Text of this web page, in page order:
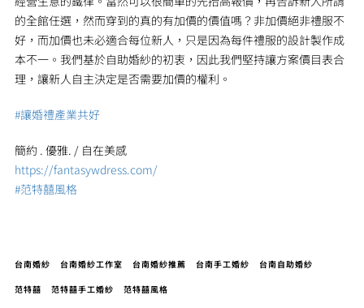
的全館任選，然而穿到的真的有加價的價值嗎？非加價絕非禮服不
好，而加價也未必適合每位新人，只是因為每件禮服的設計製作成
本不一。我們基於自助婚紗的初衷，因此我們堅持讓方案價目表合
理，讓新人自主決定是否需要加價的權利。
#讓婚禮產業共好
簡約 . 優雅. / 自在美感
https://fantasywdress.com/
#范特囍風格
台南婚紗 台南婚紗工作室 台南婚紗推薦 台南手工婚紗 台南自助婚紗
范特囍 范特囍手工婚紗 范特囍風格